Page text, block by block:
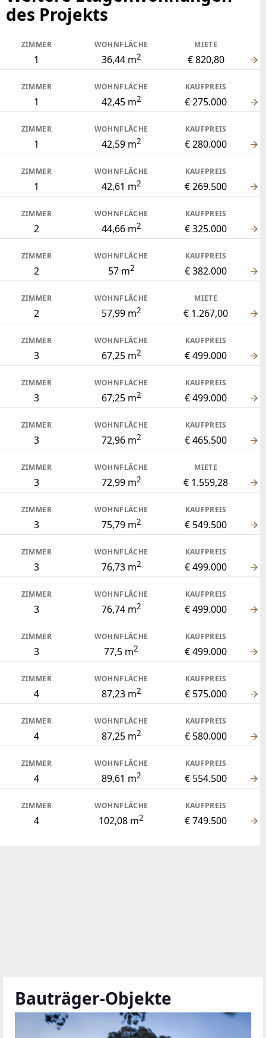
des Projekts
ZIMMER
1
WOHNFLÄCHE
36,44 m2
MIETE
€ 820,80
ZIMMER
1
WOHNFLÄCHE
42,45 m2
KAUFPREIS
€ 275.000
ZIMMER
1
WOHNFLÄCHE
42,59 m2
KAUFPREIS
€ 280.000
ZIMMER
1
WOHNFLÄCHE
42,61 m2
KAUFPREIS
€ 269.500
ZIMMER
2
WOHNFLÄCHE
44,66 m2
KAUFPREIS
€ 325.000
ZIMMER
2
WOHNFLÄCHE
57 m2
KAUFPREIS
€ 382.000
ZIMMER
2
WOHNFLÄCHE
57,99 m2
MIETE
€ 1.267,00
ZIMMER
3
WOHNFLÄCHE
67,25 m2
KAUFPREIS
€ 499.000
ZIMMER
3
WOHNFLÄCHE
67,25 m2
KAUFPREIS
€ 499.000
ZIMMER
3
WOHNFLÄCHE
72,96 m2
KAUFPREIS
€ 465.500
ZIMMER
3
WOHNFLÄCHE
72,99 m2
MIETE
€ 1.559,28
ZIMMER
3
WOHNFLÄCHE
75,79 m2
KAUFPREIS
€ 549.500
ZIMMER
3
WOHNFLÄCHE
76,73 m2
KAUFPREIS
€ 499.000
ZIMMER
3
WOHNFLÄCHE
76,74 m2
KAUFPREIS
€ 499.000
ZIMMER
3
WOHNFLÄCHE
77,5 m2
KAUFPREIS
€ 499.000
ZIMMER
4
WOHNFLÄCHE
87,23 m2
KAUFPREIS
€ 575.000
ZIMMER
4
WOHNFLÄCHE
87,25 m2
KAUFPREIS
€ 580.000
ZIMMER
4
WOHNFLÄCHE
89,61 m2
KAUFPREIS
€ 554.500
ZIMMER
4
WOHNFLÄCHE
102,08 m2
KAUFPREIS
€ 749.500
Bauträger-Objekte